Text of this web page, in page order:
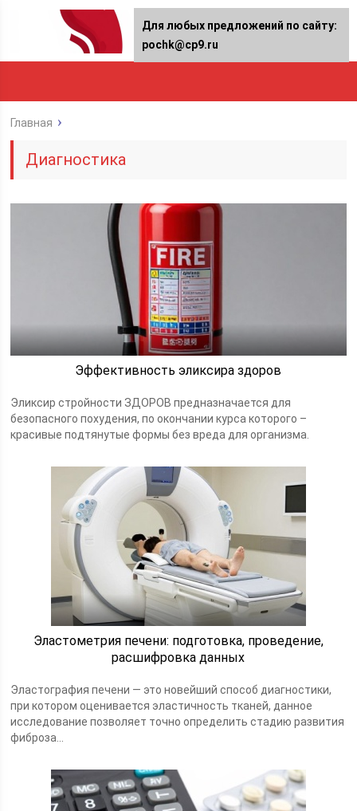
Главная
Диагностика
Эффективность эликсира здоров
Эликсир стройности ЗДОРОВ предназначается для
безопасного похудения, по окончании курса которого –
красивые подтянутые формы без вреда для организма.
Эластометрия печени: подготовка, проведение,
расшифровка данных
Эластография печени — это новейший способ диагностики,
при котором оценивается эластичность тканей, данное
исследование позволяет точно определить стадию развития
фиброза...
Для любых предложений по сайту:
pochk@cp9.ru